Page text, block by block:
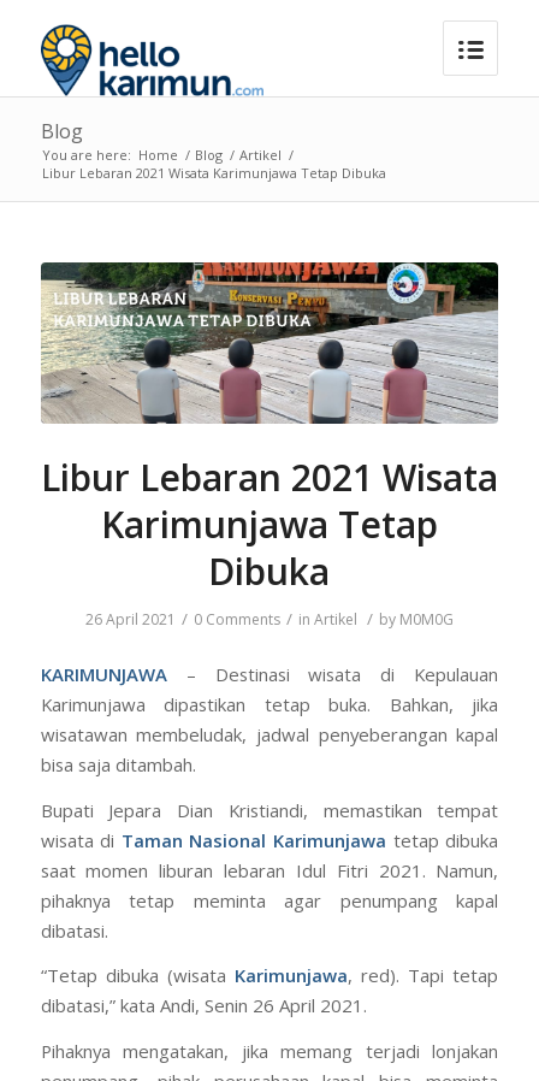
Blog
You are here: Home / Blog / Artikel /
Libur Lebaran 2021 Wisata Karimunjawa Tetap Dibuka
Libur Lebaran 2021 Wisata
Karimunjawa Tetap
Dibuka
26 April 2021 / 0 Comments / in Artikel / by M0M0G
KARIMUNJAWA– Destinasi wisata di Kepulauan
Karimunjawa dipastikan tetap buka. Bahkan, jika
wisatawan membeludak, jadwal penyeberangan kapal
bisa saja ditambah.
Bupati Jepara Dian Kristiandi, memastikan tempat
wisata di Taman Nasional Karimunjawa tetap dibuka
saat momen liburan lebaran Idul Fitri 2021. Namun,
pihaknya tetap meminta agar penumpang kapal
dibatasi.
“Tetap dibuka (wisata Karimunjawa, red). Tapi tetap
dibatasi,” kata Andi, Senin 26 April 2021.
Pihaknya mengatakan, jika memang terjadi lonjakan